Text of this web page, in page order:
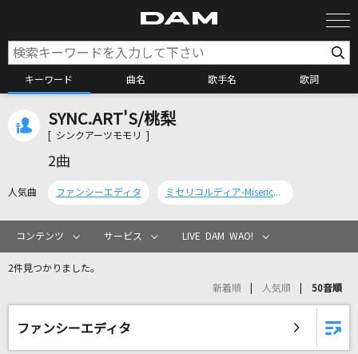
キーワード 曲名 歌手名 歌詞
カラオケ検索
カラオケリクエスト
リアルタイムで歌われている曲の一覧
SYNC.ART'S/桃梨
[ シンクアーツモモリ ]
2曲
人気曲 ファンシーエディタ ミセリコルディア-Misericordia-
コンテンツ サービス LIVE DAM WAO!
2件見つかりました。
新着順 人気順 50音順
ファンシーエディタ